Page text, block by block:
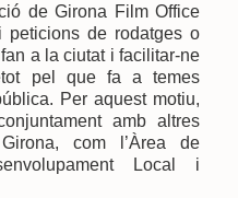
de Girona Film Office
peticions de rodatges o
a la ciutat i facilitar-ne
pel que fa a temes
Per aquest motiu,
amb altres
com l’Àrea de
Local i